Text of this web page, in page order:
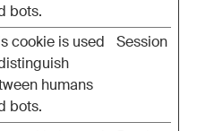
bots.
cookie is used
humans
bots.
Session